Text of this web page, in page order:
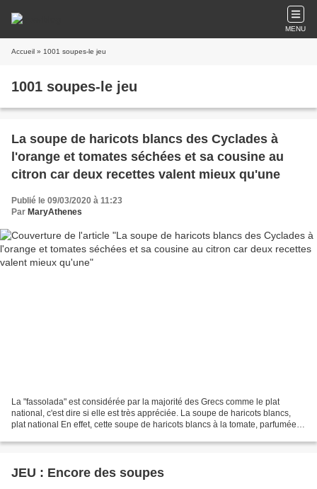
MENU
Accueil » 1001 soupes-le jeu
1001 soupes-le jeu
La soupe de haricots blancs des Cyclades à
l'orange et tomates séchées et sa cousine au
citron car deux recettes valent mieux qu'une
Publié le 09/03/2020 à 11:23
Par MaryAthenes
La "fassolada" est considérée par la majorité des Grecs comme le plat
national, c'est dire si elle est très appréciée. La soupe de haricots blancs,
plat national En effet, cette soupe de haricots blancs à la tomate, parfumée
JEU : Encore des soupes